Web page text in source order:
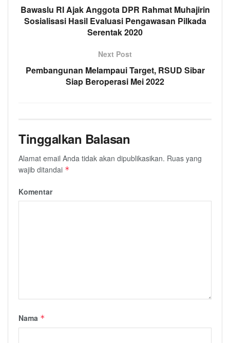
Bawaslu RI Ajak Anggota DPR Rahmat Muhajirin
Sosialisasi Hasil Evaluasi Pengawasan Pilkada
Serentak 2020
Next Post
Pembangunan Melampaui Target, RSUD Sibar
Siap Beroperasi Mei 2022
Tinggalkan Balasan
Alamat email Anda tidak akan dipublikasikan. Ruas yang
wajib ditandai *
Komentar
Nama *